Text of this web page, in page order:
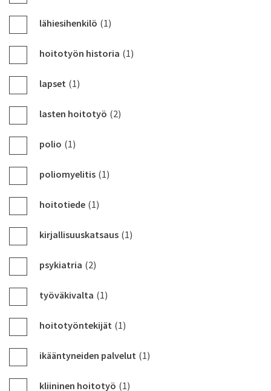
lähiesihenkilö (1)
hoitotyön historia (1)
lapset (1)
lasten hoitotyö (2)
polio (1)
poliomyelitis (1)
hoitotiede (1)
kirjallisuuskatsaus (1)
psykiatria (2)
työväkivalta (1)
hoitotyöntekijät (1)
ikääntyneiden palvelut (1)
kliininen hoitotyö (1)